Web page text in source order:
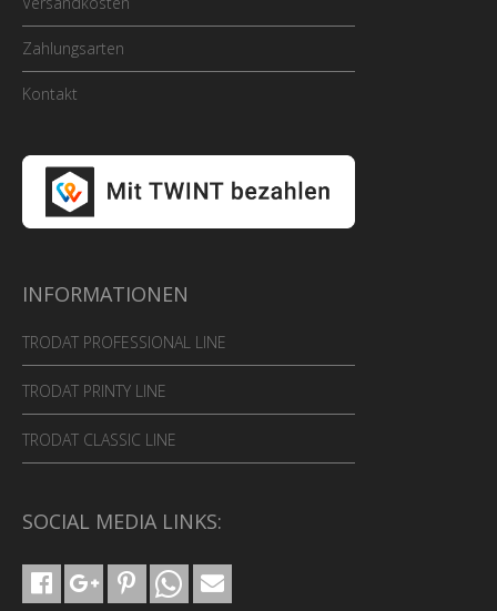
Zahlungsarten
Kontakt
INFORMATIONEN
TRODAT PROFESSIONAL LINE
TRODAT PRINTY LINE
TRODAT CLASSIC LINE
SOCIAL MEDIA LINKS: